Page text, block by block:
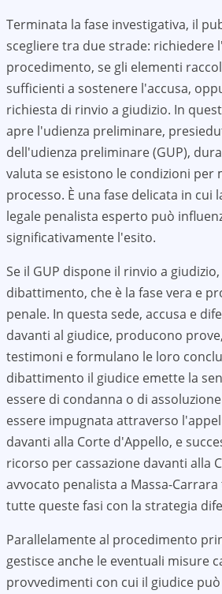
Terminata la fase investigativa, il
scegliere tra due strade: richiedere
procedimento, se gli elementi
sufficienti a sostenere l'accusa,
richiesta di rinvio a giudizio. In
apre l'udienza preliminare,
dell'udienza preliminare (GUP),
valuta se esistono le condizioni per
processo. È una fase delicata in cui
legale penalista esperto può
significativamente l'esito.
Se il GUP dispone il rinvio a
dibattimento, che è la fase vera e
penale. In questa sede, accusa e
davanti al giudice, producono
testimoni e formulano le loro
dibattimento il giudice emette la
essere di condanna o di
essere impugnata attraverso
davanti alla Corte d'Appello, e
ricorso per cassazione davanti alla
avvocato penalista a Massa-Carrara
tutte queste fasi con la strategia
Parallelamente al procedimento
gestisce anche le eventuali misure
provvedimenti con cui il giudice